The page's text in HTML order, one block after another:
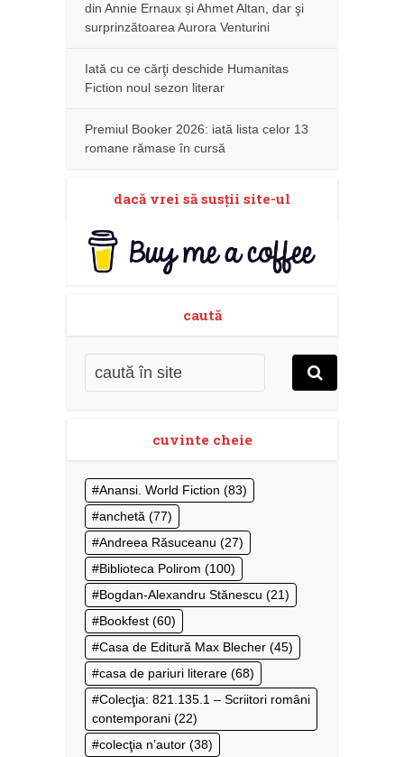
din Annie Ernaux și Ahmet Altan, dar şi
surprinzătoarea Aurora Venturini
Iată cu ce cărţi deschide Humanitas
Fiction noul sezon literar
Premiul Booker 2026: iată lista celor 13
romane rămase în cursă
dacă vrei să susţii site-ul
caută
cuvinte cheie
Anansi. World Fiction (83)
anchetă (77)
Andreea Răsuceanu (27)
Biblioteca Polirom (100)
Bogdan-Alexandru Stănescu (21)
Bookfest (60)
Casa de Editură Max Blecher (45)
casa de pariuri literare (68)
Colecţia: 821.135.1 – Scriitori români
contemporani (22)
colecţia n’autor (38)